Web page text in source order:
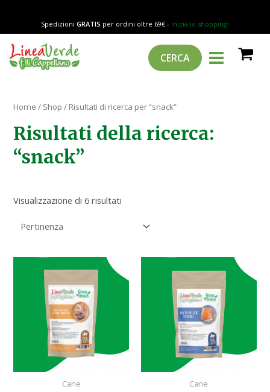
contenuto
Spedizioni GRATIS per ordini oltre 69€ - Inizia lo shopping!
CERCA
MAIN
MENU
Home / Shop / Risultati di ricerca per “snack”
Risultati della ricerca:
“snack”
Visualizzazione di 6 risultati
Cane Cane